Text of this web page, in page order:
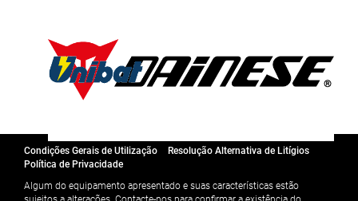
Condições Gerais de Utilização
Resolução Alternativa de Litígios
Política de Privacidade
Algum do equipamento apresentado e suas características estão